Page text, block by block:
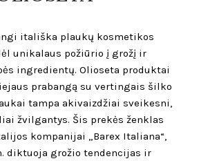
itališka plaukų kosmetikos
unikalaus požiūrio į grožį ir
ingredientų. Olioseta produktai
prabangą su vertingais šilko
tampa akivaizdžiai sveikesni,
žvilgantys. Šis prekės ženklas
kompanijai „Barex Italiana“,
diktuoja grožio tendencijas ir